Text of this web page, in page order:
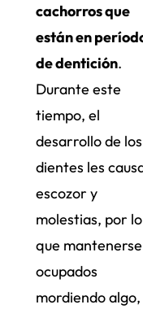
cachorros que
están en
de dentición.
Durante este
tiempo, el
desarrollo de los
dientes les
escozor y
molestias, por lo
que mantenerse
ocupados
mordiendo algo,